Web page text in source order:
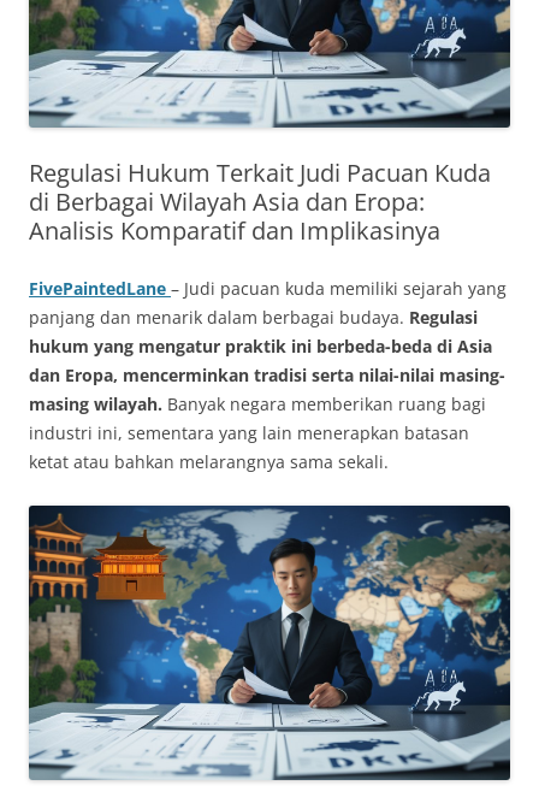
Regulasi Hukum Terkait Judi Pacuan Kuda
di Berbagai Wilayah Asia dan Eropa:
Analisis Komparatif dan Implikasinya
FivePaintedLane – Judi pacuan kuda memiliki sejarah yang
panjang dan menarik dalam berbagai budaya. Regulasi
hukum yang mengatur praktik ini berbeda-beda di Asia
dan Eropa, mencerminkan tradisi serta nilai-nilai masing-
masing wilayah. Banyak negara memberikan ruang bagi
industri ini, sementara yang lain menerapkan batasan
ketat atau bahkan melarangnya sama sekali.